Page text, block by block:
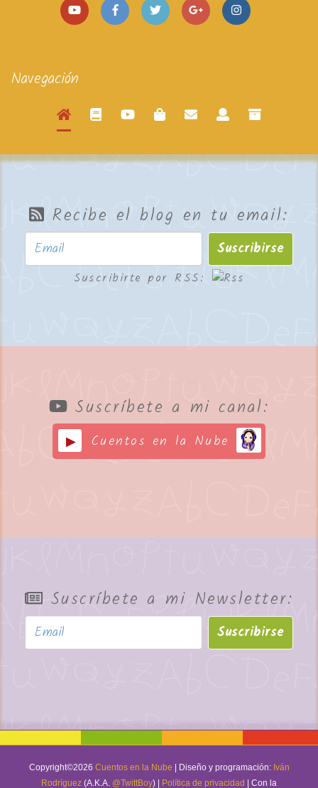
Navegación
Recibe el blog en tu email:
Suscribirse
Suscribirte por RSS:
Suscríbete a mi canal:
Cuentos en la Nube
Suscríbete a mi Newsletter:
Suscribirse
Copyright©2026 Cuentos en la Nube | Diseño y programación: Iván
Rodríguez (A.K.A. @TwittBoy) | Política de privacidad | Con la